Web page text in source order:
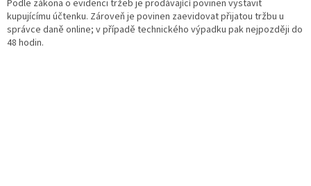
Podle zákona o evidenci tržeb je prodávající povinen vystavit
kupujícímu účtenku. Zároveň je povinen zaevidovat přijatou tržbu u
správce daně online; v případě technického výpadku pak nejpozději do
48 hodin.